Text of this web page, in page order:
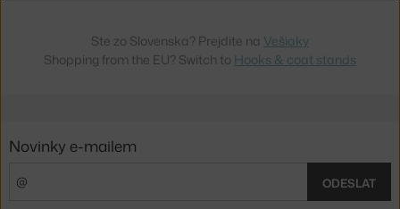
Ste zo Slovenska? Prejdite na Vešiaky
Shopping from the EU? Switch to Hooks & coat stands
Novinky e-mailem
ODESLAT